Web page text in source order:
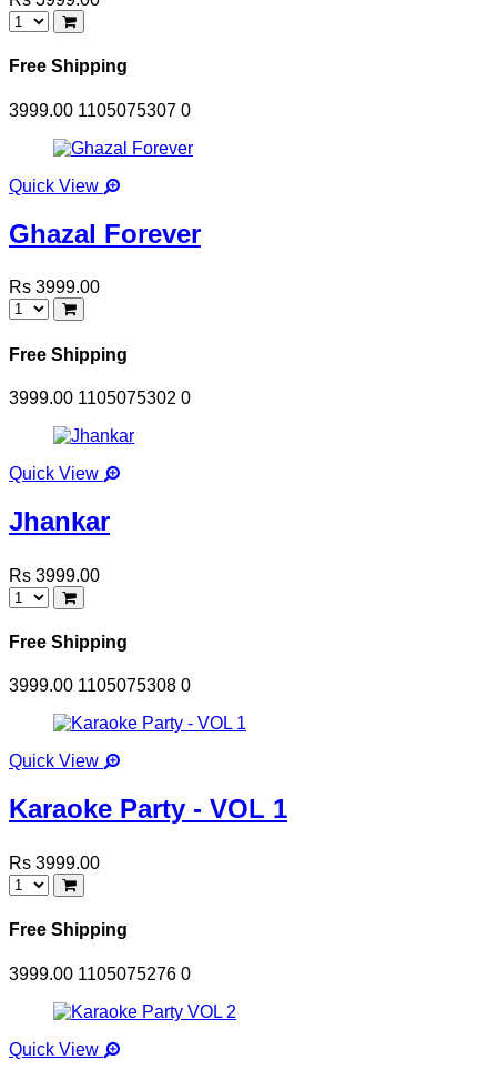
Free Shipping
3999.00 1105075307 0
Quick View
Ghazal Forever
Rs 3999.00
Free Shipping
3999.00 1105075302 0
Quick View
Jhankar
Rs 3999.00
Free Shipping
3999.00 1105075308 0
Quick View
Karaoke Party - VOL 1
Rs 3999.00
Free Shipping
3999.00 1105075276 0
Quick View